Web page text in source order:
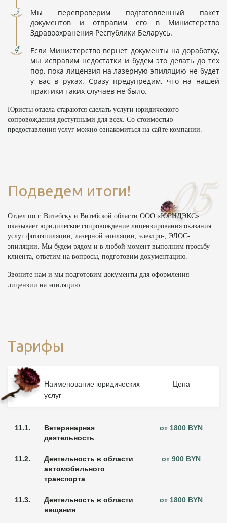
Мы перепроверим подготовленный пакет
документов и отправим его в Министерство
Здравоохранения Республики Беларусь.
Если Министерство вернет документы на доработку,
мы исправим недостатки и будем это делать до тех
пор, пока лицензия на лазерную эпиляцию не будет
у вас в руках. Сразу предупредим, что на нашей
практики таких случаев не было.
Юристы отдела стараются сделать услуги юридического
сопровождения доступными для всех. Со стоимостью
предоставления услуг можно ознакомиться на сайте компании.
Подведем итоги!
Отдел по г. Витебску и Витебской области ООО «ЮРИДЭКС»
оказывает юридическое сопровождение лицензирования оказания
услуг фотоэпиляции, лазерной эпиляции, электро-, ЭЛОС-
эпиляции. Мы будем рядом и в любой момент выполним просьбу
клиента, ответим на вопросы, подготовим документацию.
Звоните нам и мы подготовим документы для оформления
лицензии на эпиляцию.
Тарифы
№
Наименование юридических
услуг
Цена
11.1.
Ветеринарная
деятельность
от 1800 BYN
11.2.
Деятельность в области
автомобильного
транспорта
от 900 BYN
11.3.
Деятельность в области
вещания
от 1800 BYN